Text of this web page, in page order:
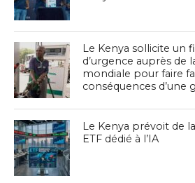
Le Kenya sollicite un
d’urgence auprès de
mondiale pour faire
conséquences d’une
Le Kenya prévoit de
ETF dédié à l’IA